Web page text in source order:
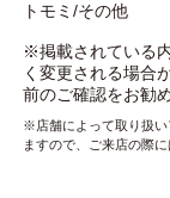
トモミ/その他
※掲載されている
く変更される場合
前のご確認をお勧
※店舗によって取り扱い
ますので、ご来店の際